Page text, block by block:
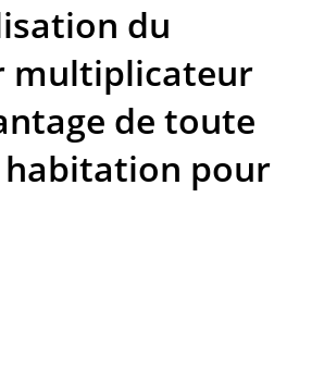
du
multiplicateur
de toute
pour